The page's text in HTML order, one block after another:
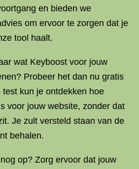
en bieden we
om ervoor te zorgen dat je
tool haalt.
wat Keyboost voor jouw
Probeer het dan nu gratis
kun je ontdekken hoe
voor jouw website, zonder dat
Je zult versteld staan van de
behalen.
op? Zorg ervoor dat jouw